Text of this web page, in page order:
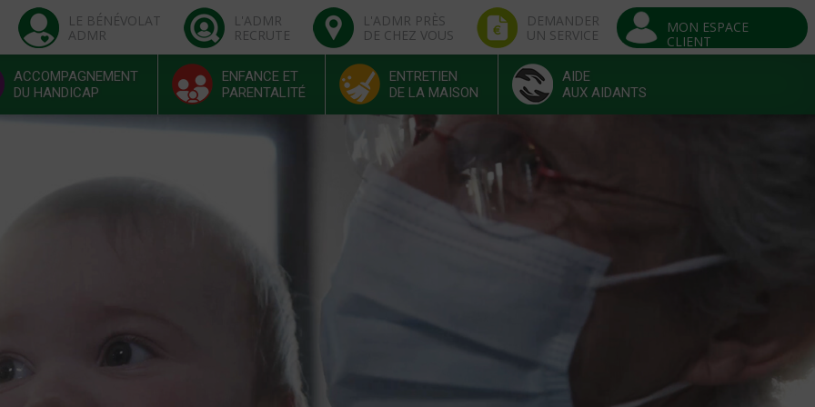
LE BÉNÉVOLAT
ADMR
L'ADMR
RECRUTE
L'ADMR PRÈS
DE CHEZ VOUS
DEMANDER
UN SERVICE
MON ESPACE
CLIENT
ACCOMPAGNEMENT
DU HANDICAP
ENFANCE ET
PARENTALITÉ
ENTRETIEN
DE LA MAISON
AIDE
AUX AIDANTS